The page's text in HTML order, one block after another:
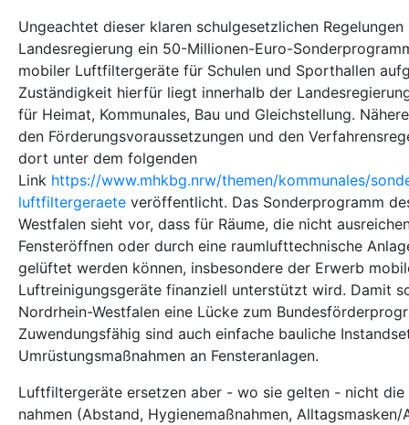
Ungeachtet dieser klaren schulgesetzlichen Regelungen
Landesregierung ein 50-Millionen-Euro-
mobiler Luftfiltergeräte für Schulen und Sporthallen
Zuständigkeit hierfür liegt innerhalb der
für Heimat, Kommunales, Bau und Gleichstellung.
den Förderungsvoraussetzungen und den
dort unter dem folgenden
Link https://www.mhkbg.nrw/themen/kommunales/
luftfiltergeraete veröffentlicht. Das Sonderprogramm
Westfalen sieht vor, dass für Räume, die nicht
Fensteröffnen oder durch eine raumlufttechnische
gelüftet werden können, insbesondere der Erwerb
Luftreinigungsgeräte finanziell unterstützt wird. Damit
Nordrhein-Westfalen eine Lücke zum
Zuwendungsfähig sind auch einfache bauliche
Umrüstungsmaßnahmen an Fensteranlagen.
Luftfiltergeräte ersetzen aber - wo sie gelten - nicht die
nahmen (Abstand, Hygienemaßnahmen,